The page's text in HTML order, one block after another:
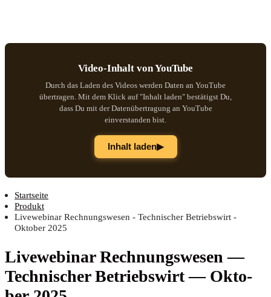
Video-Inhalt von YouTube
Durch das Laden des Videos werden Daten an YouTube
übertragen. Mit dem Klick auf "Inhalt laden" bestätigst Du,
dass Du mit der Datenübertragung an YouTube
einverstanden bist.
Inhalt laden▶
Startseite
Produkt
Livewebinar Rechnungswesen - Technischer Betriebswirt -
Oktober 2025
Live­web­i­nar Rech­nungs­we­sen —
Tech­ni­scher Betriebs­wirt — Okto­